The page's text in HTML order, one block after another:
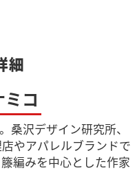
細
コ
桑沢デザイン研究所、
やアパレルブランドで
編みを中心とした作家